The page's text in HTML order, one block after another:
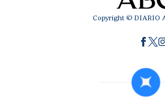
Copyright © DIARIO